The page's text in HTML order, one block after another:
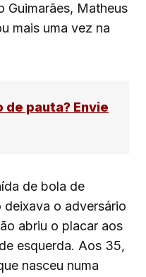
Guimarães, Matheus
mais uma vez na
de pauta? Envie
de bola de
deixava o adversário
abriu o placar aos
esquerda. Aos 35,
nasceu numa